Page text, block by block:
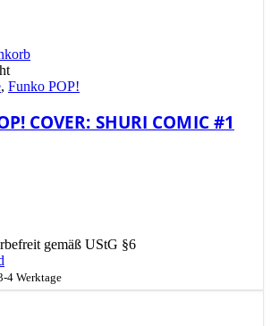
, Funko POP!
COVER: SHURI COMIC #1
gemäß UStG §6
4 Werktage